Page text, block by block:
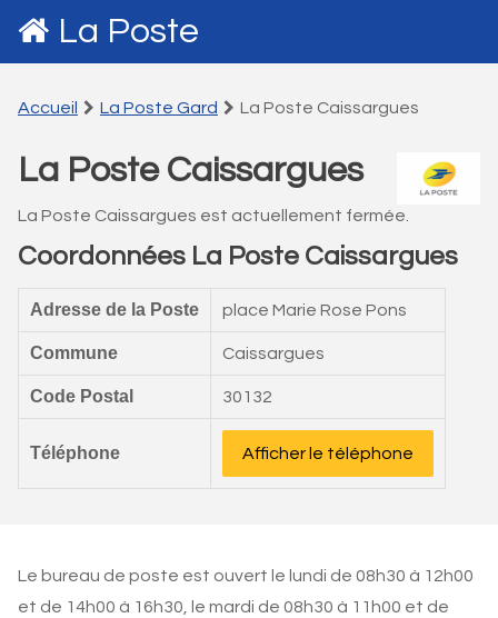
La Poste
Accueil La Poste Gard La Poste Caissargues
La Poste Caissargues
La Poste Caissargues est actuellement fermée.
Coordonnées La Poste Caissargues
Adresse de la Poste place Marie Rose Pons
Commune Caissargues
Code Postal 30132
Téléphone Afficher le téléphone
Le bureau de poste est ouvert le lundi de 08h30 à 12h00
et de 14h00 à 16h30, le mardi de 08h30 à 11h00 et de